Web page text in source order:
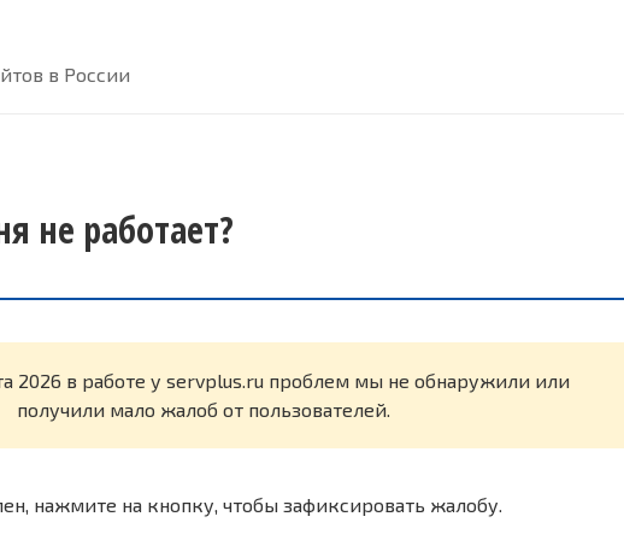
в России
не работает?
2026 в работе у servplus.ru проблем мы не обнаружили или
получили мало жалоб от пользователей.
нажмите на кнопку, чтобы зафиксировать жалобу.